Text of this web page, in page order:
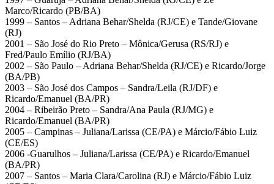
Marco/Ricardo (PB/BA)
1999 – Santos – Adriana Behar/Shelda (RJ/CE) e Tande/Giovane
(RJ)
2001 – São José do Rio Preto – Mônica/Gerusa (RS/RJ) e
Fred/Paulo Emílio (RJ/BA)
2002 – São Paulo – Adriana Behar/Shelda (RJ/CE) e Ricardo/Jorge
(BA/PB)
2003 – São José dos Campos – Sandra/Leila (RJ/DF) e
Ricardo/Emanuel (BA/PR)
2004 – Ribeirão Preto – Sandra/Ana Paula (RJ/MG) e
Ricardo/Emanuel (BA/PR)
2005 – Campinas – Juliana/Larissa (CE/PA) e Márcio/Fábio Luiz
(CE/ES)
2006 -Guarulhos – Juliana/Larissa (CE/PA) e Ricardo/Emanuel
(BA/PR)
2007 – Santos – Maria Clara/Carolina (RJ) e Márcio/Fábio Luiz